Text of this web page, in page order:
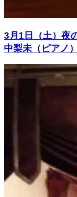
3月1日（土）夜
中梨未（ピアノ）